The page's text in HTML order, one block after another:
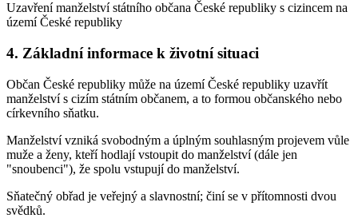
Uzavření manželství státního občana České republiky s cizincem na
území České republiky
4. Základní informace k životní situaci
Občan České republiky může na území České republiky uzavřít
manželství s cizím státním občanem, a to formou občanského nebo
církevního sňatku.
Manželství vzniká svobodným a úplným souhlasným projevem vůle
muže a ženy, kteří hodlají vstoupit do manželství (dále jen
"snoubenci"), že spolu vstupují do manželství.
Sňatečný obřad je veřejný a slavnostní; činí se v přítomnosti dvou
svědků.